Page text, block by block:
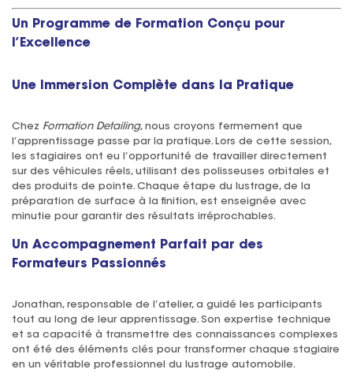
Un Programme de Formation Conçu pour
l’Excellence
Une Immersion Complète dans la Pratique
Chez Formation Detailing, nous croyons fermement que
l’apprentissage passe par la pratique. Lors de cette session,
les stagiaires ont eu l’opportunité de travailler directement
sur des véhicules réels, utilisant des polisseuses orbitales et
des produits de pointe. Chaque étape du lustrage, de la
préparation de surface à la finition, est enseignée avec
minutie pour garantir des résultats irréprochables.
Un Accompagnement Parfait par des
Formateurs Passionnés
Jonathan, responsable de l’atelier, a guidé les participants
tout au long de leur apprentissage. Son expertise technique
et sa capacité à transmettre des connaissances complexes
ont été des éléments clés pour transformer chaque stagiaire
en un véritable professionnel du lustrage automobile.